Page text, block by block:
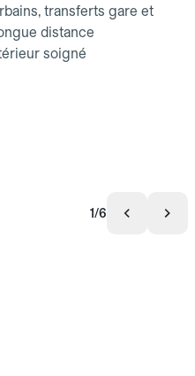
transferts gare et
distance
soigné
1/6